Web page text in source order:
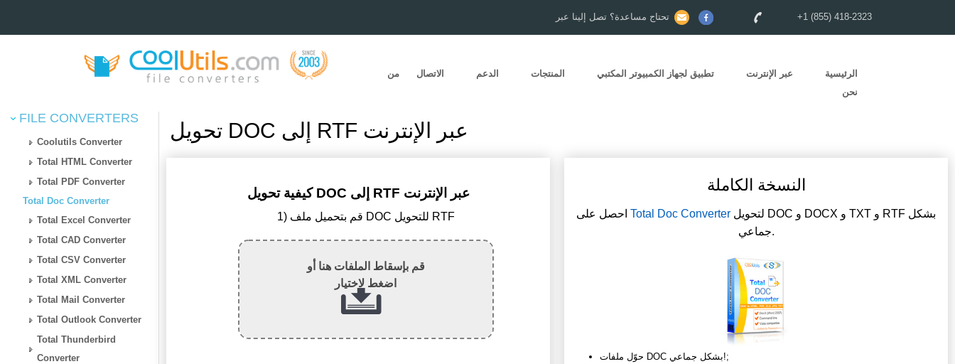
تحتاج مساعدة؟ تصل إلينا عبر +1 (855) 418-2323
الرئيسية عبر الإنترنت تطبيق لجهاز الكمبيوتر المكتبي المنتجات الدعم الاتصال
من
نحن
FILE CONVERTERS
Coolutils Converter
Total HTML Converter
Total PDF Converter
Total Doc Converter
Total Excel Converter
Total CAD Converter
Total CSV Converter
Total XML Converter
Total Mail Converter
Total Outlook Converter
Total Thunderbird
Converter
تحويل DOC إلى RTF عبر الإنترنت
كيفية تحويل DOC إلى RTF عبر الإنترنت
1) قم بتحميل ملف DOC للتحويل RTF
قم بإسقاط الملفات هنا أو
اضغط لاختيار
النسخة الكاملة
Total Doc Converter
جماعي.
حوّل ملفات DOC بشكل جماعي!;